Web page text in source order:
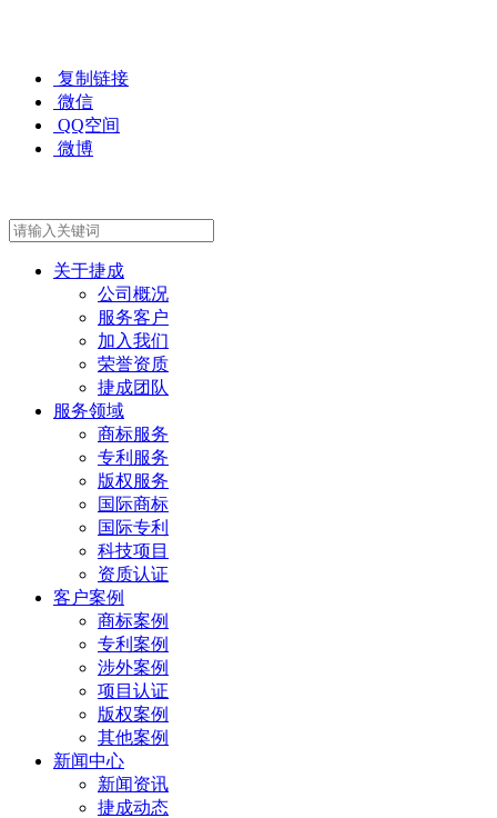
复制链接
微信
QQ空间
微博
关于捷成
公司概况
服务客户
加入我们
荣誉资质
捷成团队
服务领域
商标服务
专利服务
版权服务
国际商标
国际专利
科技项目
资质认证
客户案例
商标案例
专利案例
涉外案例
项目认证
版权案例
其他案例
新闻中心
新闻资讯
捷成动态